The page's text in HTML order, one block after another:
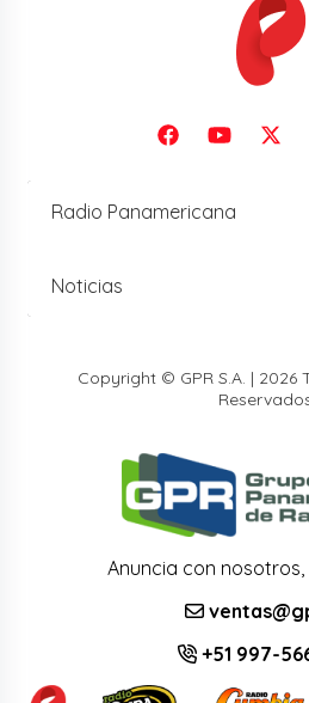
Radio Panamericana
Noticias
Copyright © GPR S.A. | 2026
Anuncia con nosotros,
+51 997-